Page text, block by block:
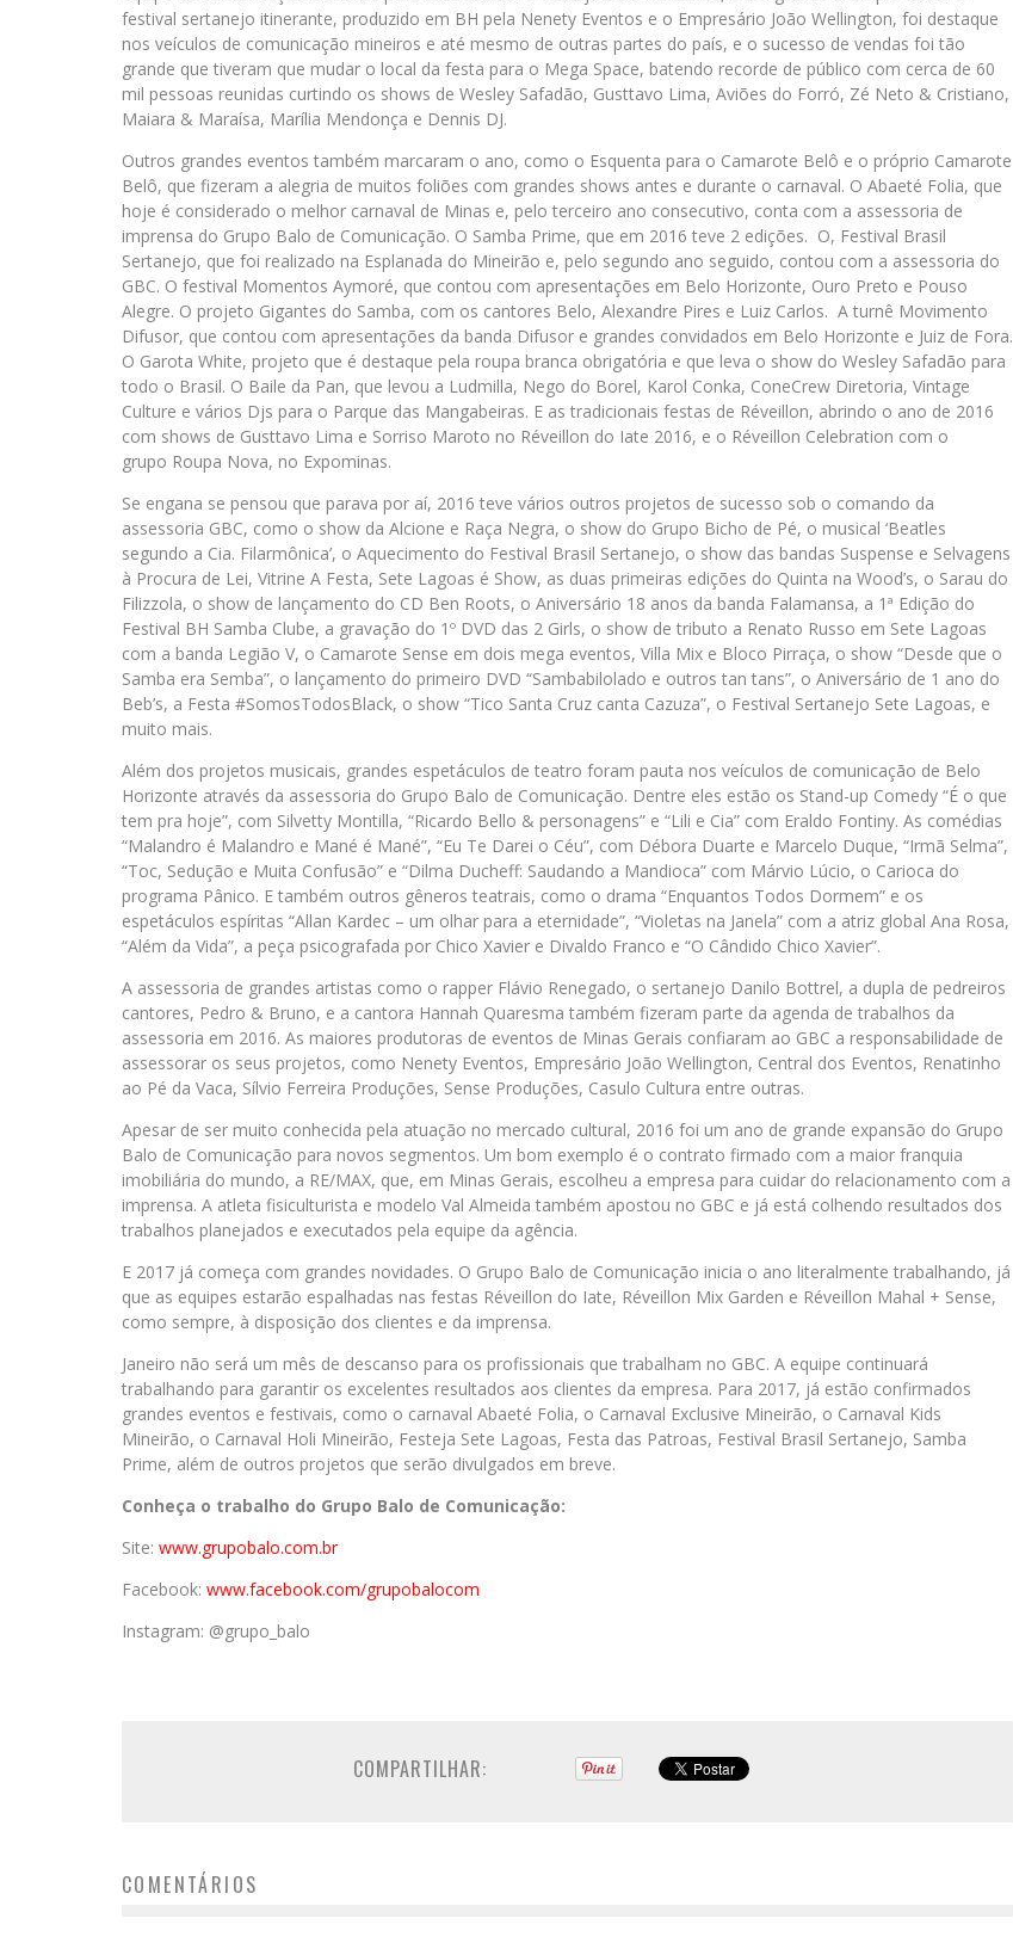
festival sertanejo itinerante, produzido em BH pela Nenety Eventos e o Empresário João Wellington, foi destaque
nos veículos de comunicação mineiros e até mesmo de outras partes do país, e o sucesso de vendas foi tão
grande que tiveram que mudar o local da festa para o Mega Space, batendo recorde de público com cerca de 60
mil pessoas reunidas curtindo os shows de Wesley Safadão, Gusttavo Lima, Aviões do Forró, Zé Neto & Cristiano,
Maiara & Maraísa, Marília Mendonça e Dennis DJ.
Outros grandes eventos também marcaram o ano, como o Esquenta para o Camarote Belô e o próprio Camarote
Belô, que fizeram a alegria de muitos foliões com grandes shows antes e durante o carnaval. O Abaeté Folia, que
hoje é considerado o melhor carnaval de Minas e, pelo terceiro ano consecutivo, conta com a assessoria de
imprensa do Grupo Balo de Comunicação. O Samba Prime, que em 2016 teve 2 edições. O, Festival Brasil
Sertanejo, que foi realizado na Esplanada do Mineirão e, pelo segundo ano seguido, contou com a assessoria do
GBC. O festival Momentos Aymoré, que contou com apresentações em Belo Horizonte, Ouro Preto e Pouso
Alegre. O projeto Gigantes do Samba, com os cantores Belo, Alexandre Pires e Luiz Carlos. A turnê Movimento
Difusor, que contou com apresentações da banda Difusor e grandes convidados em Belo Horizonte e Juiz de Fora.
O Garota White, projeto que é destaque pela roupa branca obrigatória e que leva o show do Wesley Safadão para
todo o Brasil. O Baile da Pan, que levou a Ludmilla, Nego do Borel, Karol Conka, ConeCrew Diretoria, Vintage
Culture e vários Djs para o Parque das Mangabeiras. E as tradicionais festas de Réveillon, abrindo o ano de 2016
com shows de Gusttavo Lima e Sorriso Maroto no Réveillon do Iate 2016, e o Réveillon Celebration com o
grupo Roupa Nova, no Expominas.
Se engana se pensou que parava por aí, 2016 teve vários outros projetos de sucesso sob o comando da
assessoria GBC, como o show da Alcione e Raça Negra, o show do Grupo Bicho de Pé, o musical ‘Beatles
segundo a Cia. Filarmônica’, o Aquecimento do Festival Brasil Sertanejo, o show das bandas Suspense e Selvagens
à Procura de Lei, Vitrine A Festa, Sete Lagoas é Show, as duas primeiras edições do Quinta na Wood’s, o Sarau do
Filizzola, o show de lançamento do CD Ben Roots, o Aniversário 18 anos da banda Falamansa, a 1ª Edição do
Festival BH Samba Clube, a gravação do 1º DVD das 2 Girls, o show de tributo a Renato Russo em Sete Lagoas
com a banda Legião V, o Camarote Sense em dois mega eventos, Villa Mix e Bloco Pirraça, o show “Desde que o
Samba era Semba”, o lançamento do primeiro DVD “Sambabilolado e outros tan tans”, o Aniversário de 1 ano do
Beb’s, a Festa #SomosTodosBlack, o show “Tico Santa Cruz canta Cazuza”, o Festival Sertanejo Sete Lagoas, e
muito mais.
Além dos projetos musicais, grandes espetáculos de teatro foram pauta nos veículos de comunicação de Belo
Horizonte através da assessoria do Grupo Balo de Comunicação. Dentre eles estão os Stand-up Comedy “É o que
tem pra hoje”, com Silvetty Montilla, “Ricardo Bello & personagens” e “Lili e Cia” com Eraldo Fontiny. As comédias
“Malandro é Malandro e Mané é Mané”, “Eu Te Darei o Céu”, com Débora Duarte e Marcelo Duque, “Irmã Selma”,
“Toc, Sedução e Muita Confusão” e “Dilma Ducheff: Saudando a Mandioca” com Márvio Lúcio, o Carioca do
programa Pânico. E também outros gêneros teatrais, como o drama “Enquantos Todos Dormem” e os
espetáculos espíritas “Allan Kardec – um olhar para a eternidade”, “Violetas na Janela” com a atriz global Ana Rosa,
“Além da Vida”, a peça psicografada por Chico Xavier e Divaldo Franco e “O Cândido Chico Xavier”.
A assessoria de grandes artistas como o rapper Flávio Renegado, o sertanejo Danilo Bottrel, a dupla de pedreiros
cantores, Pedro & Bruno, e a cantora Hannah Quaresma também fizeram parte da agenda de trabalhos da
assessoria em 2016. As maiores produtoras de eventos de Minas Gerais confiaram ao GBC a responsabilidade de
assessorar os seus projetos, como Nenety Eventos, Empresário João Wellington, Central dos Eventos, Renatinho
ao Pé da Vaca, Sílvio Ferreira Produções, Sense Produções, Casulo Cultura entre outras.
Apesar de ser muito conhecida pela atuação no mercado cultural, 2016 foi um ano de grande expansão do Grupo
Balo de Comunicação para novos segmentos. Um bom exemplo é o contrato firmado com a maior franquia
imobiliária do mundo, a RE/MAX, que, em Minas Gerais, escolheu a empresa para cuidar do relacionamento com a
imprensa. A atleta fisiculturista e modelo Val Almeida também apostou no GBC e já está colhendo resultados dos
trabalhos planejados e executados pela equipe da agência.
E 2017 já começa com grandes novidades. O Grupo Balo de Comunicação inicia o ano literalmente trabalhando, já
que as equipes estarão espalhadas nas festas Réveillon do Iate, Réveillon Mix Garden e Réveillon Mahal + Sense,
como sempre, à disposição dos clientes e da imprensa.
Janeiro não será um mês de descanso para os profissionais que trabalham no GBC. A equipe continuará
trabalhando para garantir os excelentes resultados aos clientes da empresa. Para 2017, já estão confirmados
grandes eventos e festivais, como o carnaval Abaeté Folia, o Carnaval Exclusive Mineirão, o Carnaval Kids
Mineirão, o Carnaval Holi Mineirão, Festeja Sete Lagoas, Festa das Patroas, Festival Brasil Sertanejo, Samba
Prime, além de outros projetos que serão divulgados em breve.
Conheça o trabalho do Grupo Balo de Comunicação:
Site: www.grupobalo.com.br
Facebook: www.facebook.com/grupobalocom
Instagram: @grupo_balo
COMPARTILHAR:
COMENTÁRIOS